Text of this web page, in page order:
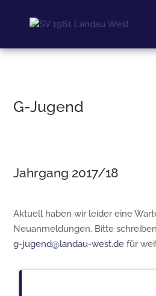
G-Jugend
Jahrgang 2017/18
Aktuell haben wir leider eine
Neuanmeldungen. Bitte
g-jugend@landau-west.de für